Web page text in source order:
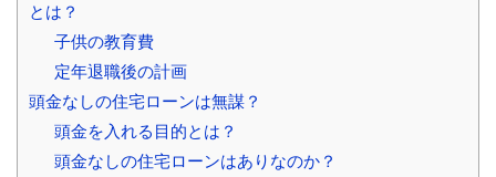
とは？
子供の教育費
定年退職後の計画
頭金なしの住宅ローンは無謀？
頭金を入れる目的とは？
頭金なしの住宅ローンはありなのか？